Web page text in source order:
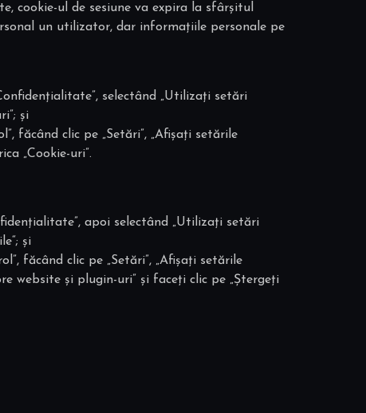
cookie-ul de sesiune va expira la sfârșitul
un utilizator, dar informațiile personale pe
selectând „Utilizați setări
și
făcând clic pe „Setări”, „Afișați setările
„Cookie-uri”.
apoi selectând „Utilizați setări
și
făcând clic pe „Setări”, „Afișați setările
website și plugin-uri” și faceți clic pe „Ștergeți